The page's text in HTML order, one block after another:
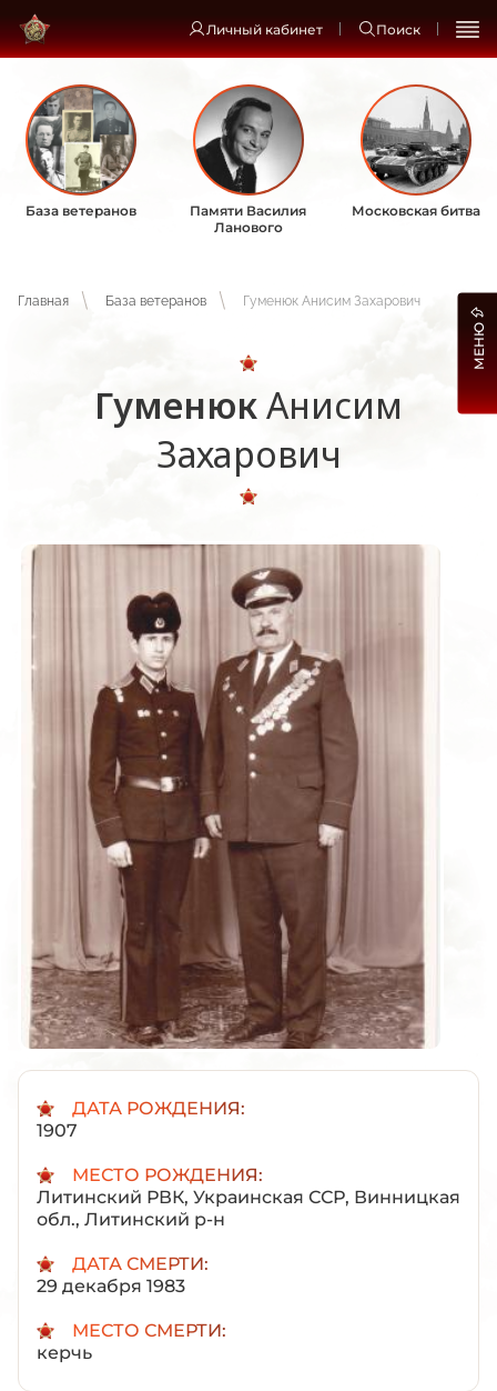
Личный кабинет Поиск
База ветеранов
Памяти Василия
Ланового
Московская битва
Главная База ветеранов Гуменюк Анисим Захарович
ГуменюкАнисим
Захарович
ДАТА РОЖДЕНИЯ:
1907
МЕСТО РОЖДЕНИЯ:
Литинский РВК, Украинская ССР, Винницкая
обл., Литинский р-н
ДАТА СМЕРТИ:
29 декабря 1983
МЕСТО СМЕРТИ:
керчь
МЕНЮ